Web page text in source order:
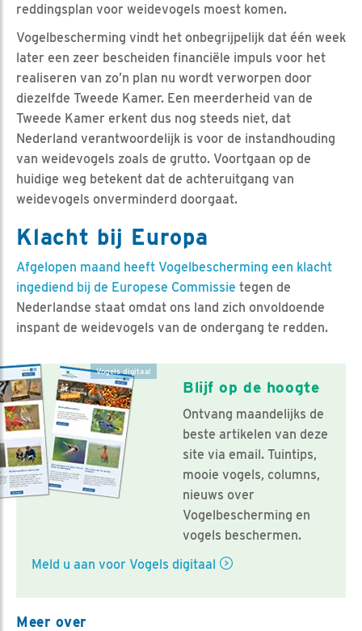
reddingsplan voor weidevogels moest komen.
Vogelbescherming vindt het onbegrijpelijk dat één week
later een zeer bescheiden financiële impuls voor het
realiseren van zo’n plan nu wordt verworpen door
diezelfde Tweede Kamer. Een meerderheid van de
Tweede Kamer erkent dus nog steeds niet, dat
Nederland verantwoordelijk is voor de instandhouding
van weidevogels zoals de grutto. Voortgaan op de
huidige weg betekent dat de achteruitgang van
weidevogels onverminderd doorgaat.
Klacht bij Europa
Afgelopen maand heeft Vogelbescherming een klacht
ingediend bij de Europese Commissie tegen de
Nederlandse staat omdat ons land zich onvoldoende
inspant de weidevogels van de ondergang te redden.
Vogels digitaal
Blijf op de hoogte
Ontvang maandelijks de
beste artikelen van deze
site via email. Tuintips,
mooie vogels, columns,
nieuws over
Vogelbescherming en
vogels beschermen.
Meld u aan voor Vogels digitaal
Meer over